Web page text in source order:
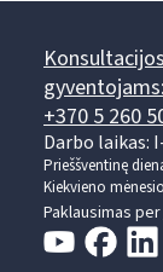
gyventojams:
+370 5 260
Darbo laikas:
Prieššventinę
Kiekvieno
Paklausimas per